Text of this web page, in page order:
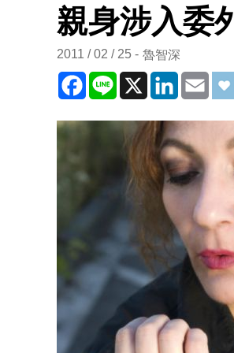
親身涉入委
2011 / 02 / 25 魯智深
Facebook
Line X LinkedIn